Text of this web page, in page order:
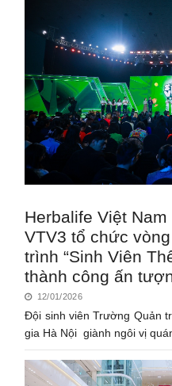
Herbalife Việt
VTV3 tổ chức
trình “Sinh Viên
thành công ấn
12/01/2026
Đội sinh viên Trường Quản
gia Hà Nội giành ngôi vị